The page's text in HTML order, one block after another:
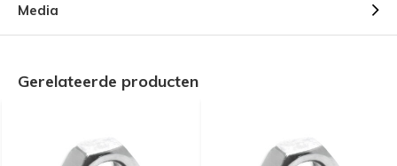
Media
Gerelateerde producten